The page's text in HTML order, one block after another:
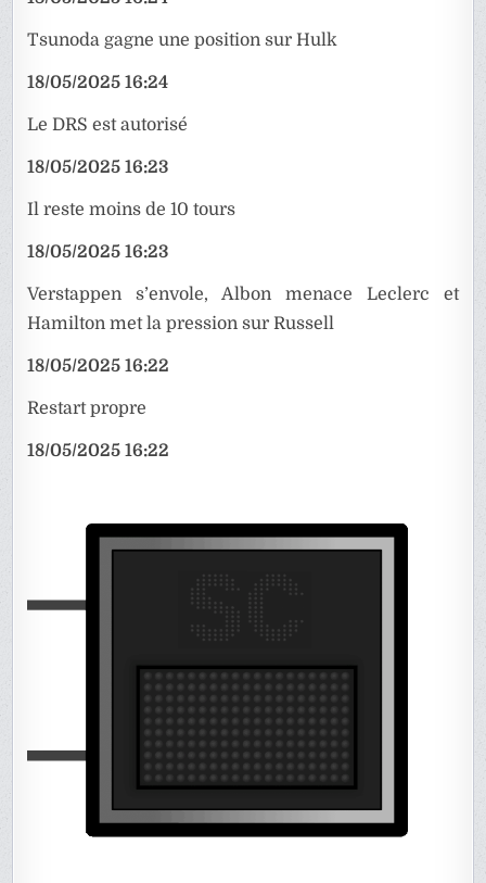
Tsunoda gagne une position sur Hulk
18/05/2025 16:24
Le DRS est autorisé
18/05/2025 16:23
Il reste moins de 10 tours
18/05/2025 16:23
Verstappen s’envole, Albon menace Leclerc et
Hamilton met la pression sur Russell
18/05/2025 16:22
Restart propre
18/05/2025 16:22